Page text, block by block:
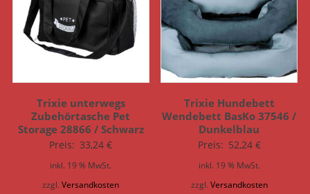
Trixie unterwegs
Zubehörtasche Pet
Storage 28866 / Schwarz
Preis: 33,24€
inkl. 19 % MwSt.
zzgl.Versandkosten
Trixie Hundebett
Wendebett BasKo 37546 /
Dunkelblau
Preis: 52,24 €
inkl. 19 % MwSt.
zzgl. Versandkosten